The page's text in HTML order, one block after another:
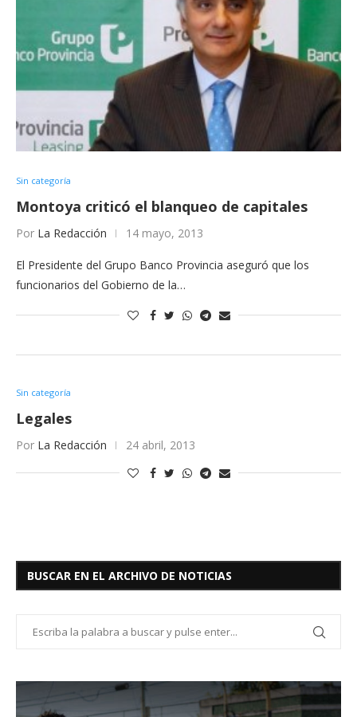
Sin categoría
Montoya criticó el blanqueo de capitales
Por La Redacción 14 mayo, 2013
El Presidente del Grupo Banco Provincia aseguró que los
funcionarios del Gobierno de la…
Sin categoría
Legales
Por La Redacción 24 abril, 2013
BUSCAR EN EL ARCHIVO DE NOTICIAS